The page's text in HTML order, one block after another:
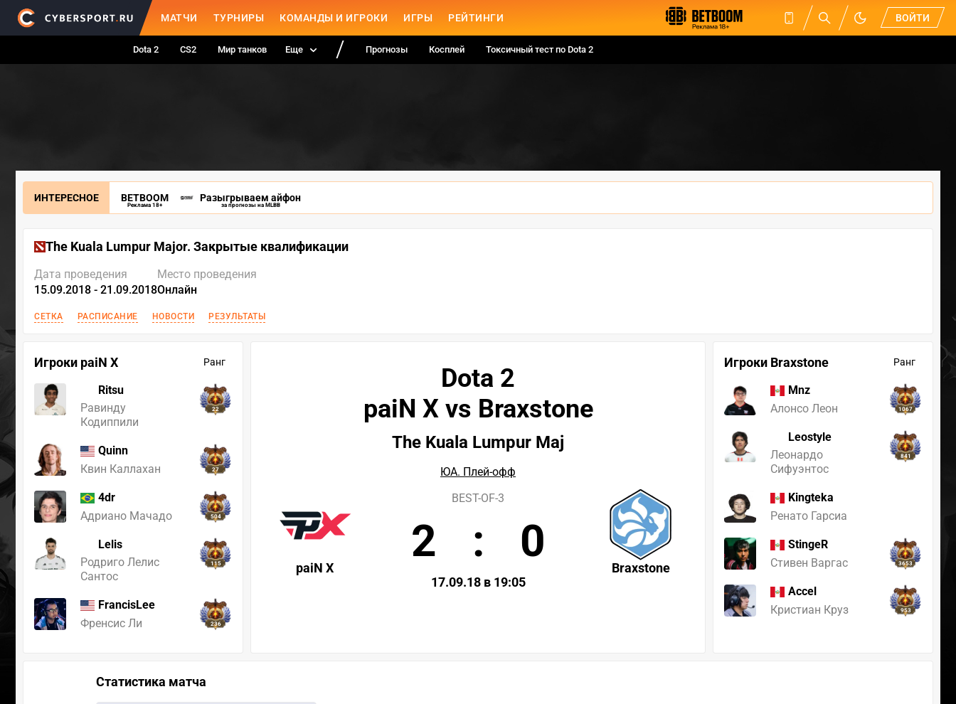
МАТЧИ ТУРНИРЫ КОМАНДЫ И ИГРОКИ ИГРЫ РЕЙТИНГИ ВОЙТИ
Dota 2 CS2 Мир танков Еще Прогнозы Косплей Токсичный тест по Dota 2
ИНТЕРЕСНОЕ BETBOOM
Реклама 18+
Разыгрываем айфон
за прогнозы на MLBB
The Kuala Lumpur Major. Закрытые квалификации
Дата проведения
15.09.2018 - 21.09.2018
Место проведения
Онлайн
СЕТКА РАСПИСАНИЕ НОВОСТИ РЕЗУЛЬТАТЫ
Игроки paiN X Ранг
Ritsu
Равинду
Кодиппили
22
Quinn
Квин Каллахан
27
4dr
Адриано Мачадо
504
Lelis
Родриго Лелис
Сантос
115
FrancisLee
Френсис Ли
236
Игроки Braxstone Ранг
Mnz
Алонсо Леон
1067
Leostyle
Леонардо
Сифуэнтос
841
Kingteka
Ренато Гарсиа
StingeR
Стивен Варгас
3653
Accel
Кристиан Круз
953
Dota 2
paiN X vs Braxstone
The Kuala Lumpur Maj
ЮА. Плей-офф
paiN X Braxstone
BEST-OF-3
2 : 0
17.09.18 в 19:05
Статистика матча